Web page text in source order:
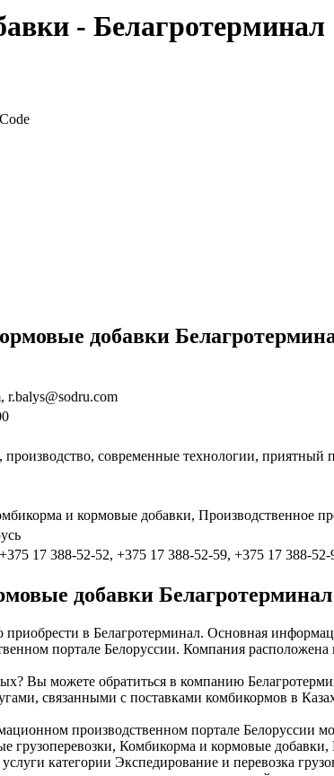
- Белагротерминал
добавки
r.balys@sodru.com
современные технологии, приятный
и кормовые добавки, Производственное
17 388-52-52, +375 17 388-52-59, +375 17 388-
добавки Белагротерминал
в Белагротерминал. Основная
портале Белоруссии. Компания расположена
Вы можете обратиться в компанию
связанными с поставками комбикормов в
производственном портале
грузоперевозки, Комбикорма и кормовые
категории Экспедирование и перевозка